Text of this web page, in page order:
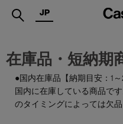
.
SERVICES
JP
在庫品・短納期
●国内在庫品【納期目安：1～
国内に在庫している商品で
のタイミングによっては欠